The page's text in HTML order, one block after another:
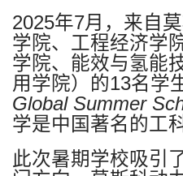
2025年7月，来自
学院、工程经济学
学院、能效与氢能
用学院）的13名学
Global Summer
学是中国著名的工
此次暑期学校吸引